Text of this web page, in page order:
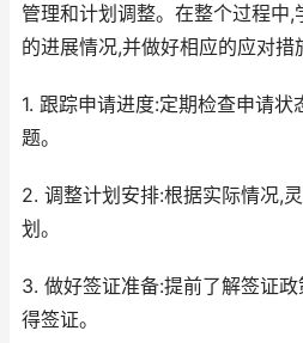
管理和计划调整。在整个过程中
的进展情况,并做好相应的应对措
1. 跟踪申请进度:定期检查申请状
题。
2. 调整计划安排:根据实际情况,
划。
3. 做好签证准备:提前了解签证
得签证。